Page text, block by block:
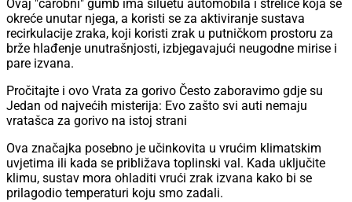
Ovaj "čarobni" gumb ima siluetu automobila i strelice koja se
okreće unutar njega, a koristi se za aktiviranje sustava
recirkulacije zraka, koji koristi zrak u putničkom prostoru za
brže hlađenje unutrašnjosti, izbjegavajući neugodne mirise i
pare izvana.
Pročitajte i ovo Vrata za gorivo Često zaboravimo gdje su
Jedan od najvećih misterija: Evo zašto svi auti nemaju
vratašca za gorivo na istoj strani
Ova značajka posebno je učinkovita u vrućim klimatskim
uvjetima ili kada se približava toplinski val. Kada uključite
klimu, sustav mora ohladiti vrući zrak izvana kako bi se
prilagodio temperaturi koju smo zadali.